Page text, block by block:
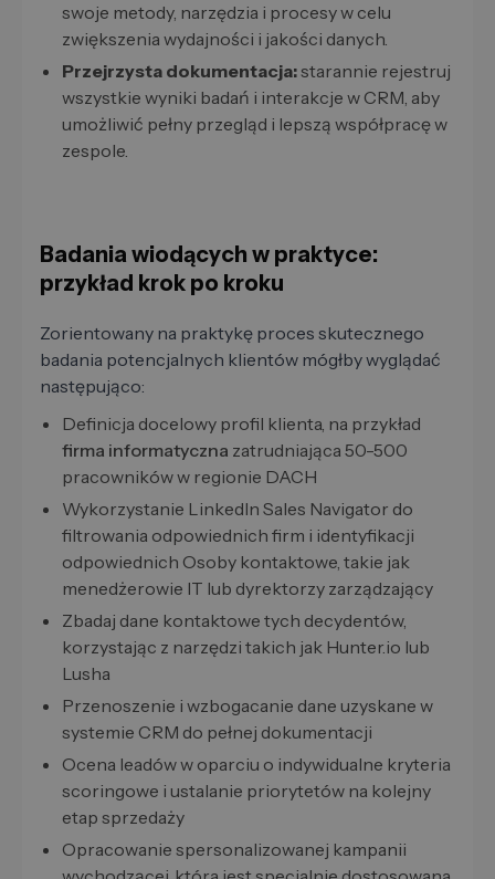
swoje metody, narzędzia i procesy w celu
zwiększenia wydajności i jakości danych.
Przejrzysta dokumentacja:starannie rejestruj
wszystkie wyniki badań i interakcje w CRM, aby
umożliwić pełny przegląd i lepszą współpracę w
zespole.
Badania wiodących w praktyce:
przykład krok po kroku
Zorientowany na praktykę proces skutecznego
badania potencjalnych klientów mógłby wyglądać
następująco:
Definicja docelowy profil klienta, na przykład
firma informatyczna zatrudniająca 50-500
pracowników w regionie DACH
Wykorzystanie LinkedIn Sales Navigator do
filtrowania odpowiednich firm i identyfikacji
odpowiednich Osoby kontaktowe, takie jak
menedżerowie IT lub dyrektorzy zarządzający
Zbadaj dane kontaktowe tych decydentów,
korzystając z narzędzi takich jak Hunter.io lub
Lusha
Przenoszenie i wzbogacanie dane uzyskane w
systemie CRM do pełnej dokumentacji
Ocena leadów w oparciu o indywidualne kryteria
scoringowe i ustalanie priorytetów na kolejny
etap sprzedaży
Opracowanie spersonalizowanej kampanii